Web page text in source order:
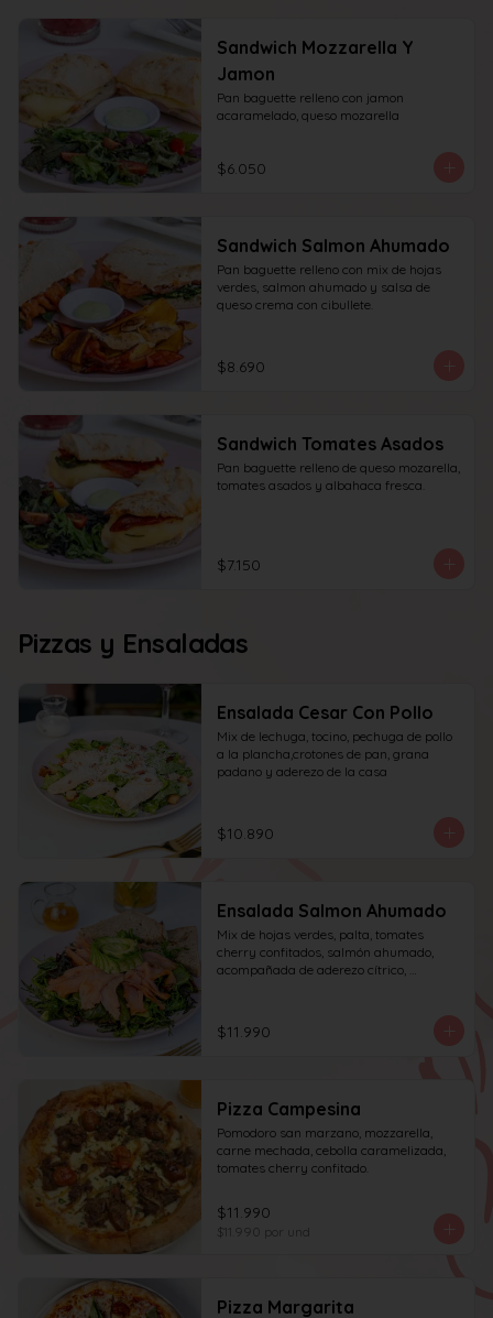
Sandwich Mozzarella Y
Jamon
Pan baguette relleno con jamon
acaramelado, queso mozarella
$6.050
Sandwich Salmon Ahumado
Pan baguette relleno con mix de hojas
verdes, salmon ahumado y salsa de
queso crema con cibullete.
$8.690
Sandwich Tomates Asados
Pan baguette relleno de queso mozarella,
tomates asados y albahaca fresca.
$7.150
Pizzas y Ensaladas
Ensalada Cesar Con Pollo
Mix de lechuga, tocino, pechuga de pollo
a la plancha,crotones de pan, grana
padano y aderezo de la casa
$10.890
Ensalada Salmon Ahumado
Mix de hojas verdes, palta, tomates
cherry confitados, salmón ahumado,
acompañada de aderezo cítrico,
$11.990
Pizza Campesina
Pomodoro san marzano, mozzarella,
carne mechada, cebolla caramelizada,
tomates cherry confitado.
$11.990
$11.990 por und
Pizza Margarita